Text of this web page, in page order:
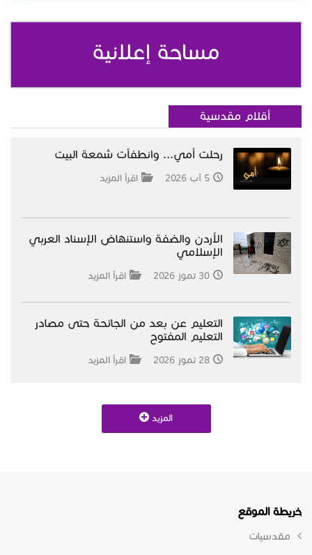
مساحة إعلانية
أقلام مقدسية
رحلت أمي... وانطفأت شمعة البيت
5 آب 2026 اقرأ المزيد
الأردن والضفة واستنهاض الإسناد العربي
الإسلامي
30 تموز 2026 اقرأ المزيد
التعليم عن بعد من الجائحة حتى مصادر
التعليم المفتوح
28 تموز 2026 اقرأ المزيد
المزيد
خريطة الموقع
مقدسيات